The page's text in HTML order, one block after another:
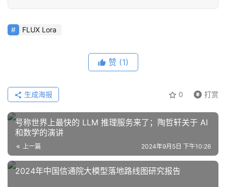
FLUX Lora
赞 (1)
0 打赏
生成海报
号称世界上最快的 LLM 推理服务来了；陶哲轩关于 AI
和数学的演讲
上一篇 2024年9月5日 下午10:26
2024年中国信通院大模型落地路线图研究报告